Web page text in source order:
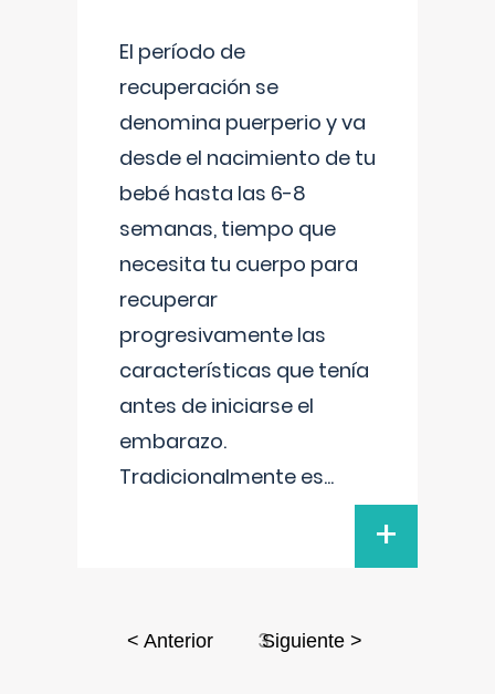
El período de
recuperación se
denomina puerperio y va
desde el nacimiento de tu
bebé hasta las 6-8
semanas, tiempo que
necesita tu cuerpo para
recuperar
progresivamente las
características que tenía
antes de iniciarse el
embarazo.
Tradicionalmente es...
+
< Anterior 3Siguiente >